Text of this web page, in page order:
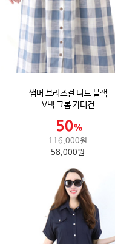
썸머 브리즈걸 니트 블랙
V넥 크롭 가디건
116,000원
58,000원